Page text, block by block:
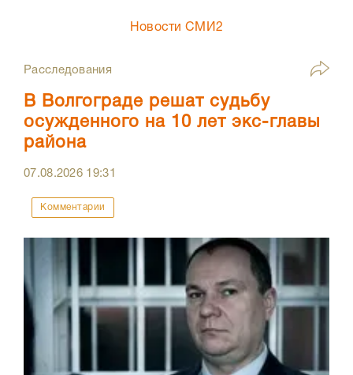
Новости СМИ2
Расследования
В Волгограде решат судьбу
осужденного на 10 лет экс-главы
района
07.08.2026 19:31
Комментарии